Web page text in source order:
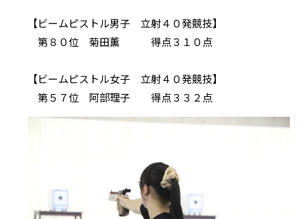
【ビームピストル男子 立射４０発競技】
第８０位 菊田薫 得点３１０点
【ビームピストル女子 立射４０発競技】
第５７位 阿部理子 得点３３２点